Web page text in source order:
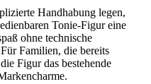
Handhabung legen,
Tonie-Figur eine
ohne technische
Familien, die bereits
Figur das bestehende